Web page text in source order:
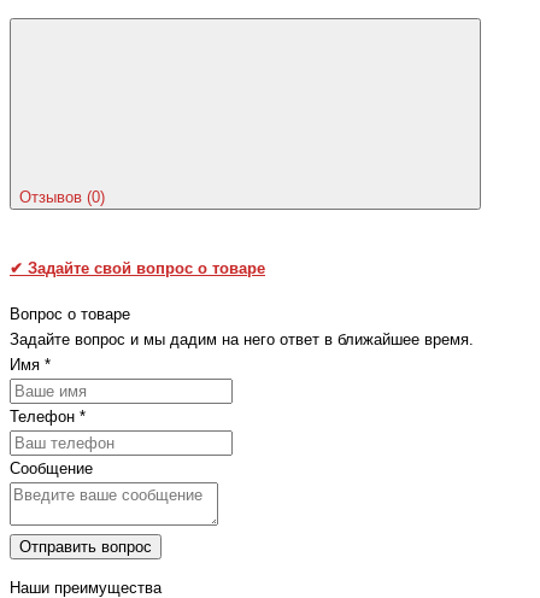
Отзывов (0)
✔ Задайте свой вопрос о товаре
Вопрос о товаре
Задайте вопрос и мы дадим на него ответ в ближайшее время.
Имя *
Телефон *
Сообщение
Отправить вопрос
Наши преимущества